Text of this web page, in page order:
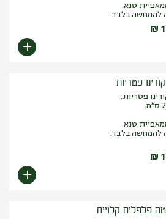
טנא.
להמחשה בלבד.
₪
פטריות
פטריות.
טנא.
להמחשה בלבד.
₪
פלפלים קלויים